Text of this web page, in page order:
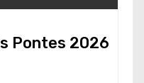
Pontes 2026